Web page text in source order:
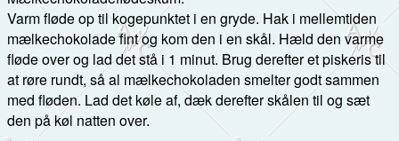
Varm fløde op til kogepunktet i en gryde. Hak i mellemtiden
mælkechokolade fint og kom den i en skål. Hæld den varme
fløde over og lad det stå i 1 minut. Brug derefter et piskeris til
at røre rundt, så al mælkechokoladen smelter godt sammen
med fløden. Lad det køle af, dæk derefter skålen til og sæt
den på køl natten over.